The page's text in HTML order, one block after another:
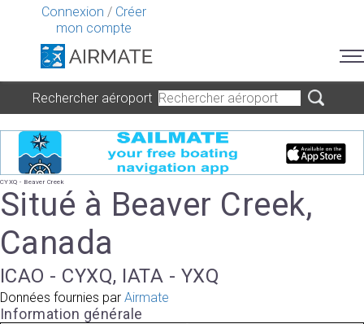
Connexion / Créer
mon compte
Rechercher aéroport
CYXQ - Beaver Creek
Situé à Beaver Creek,
Canada
ICAO - CYXQ, IATA - YXQ
Données fournies par Airmate
Information générale